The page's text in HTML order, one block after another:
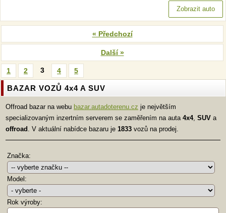
Zobrazit auto
« Předchozí
Další »
1 2 3 4 5
BAZAR VOZŮ 4x4 A SUV
Offroad bazar na webu bazar.autadoterenu.cz je největším
specializovaným inzertním serverem se zaměřením na auta 4x4, SUV a
offroad . V aktuální nabídce bazaru je 1833 vozů na prodej.
Značka:
Model:
Rok výroby: